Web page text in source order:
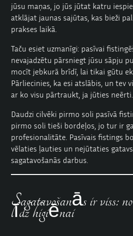
jūsu maņas, jo jūs jūtat katru
atklājat jaunas sajūtas, kas bieži
prakses laikā.
Taču esiet uzmanīgi: pasīvai
nevajadzētu pārsniegt jūsu sāpju
mocīt jebkurā brīdī, lai tikai gūtu
Pārliecinies, ka esi atslābis, un tev
ar ko visu pārtraukt, ja jūties neērti.
Daudzi cilvēki pirmo soli pasīvā
pirmo soli tieši bordeļos, jo tur ir
profesionalitāte. Pasīvais fistings
vēlaties ļauties un nejūtaties
sagatavošanās darbus.
Sagatavošanās ir viss:
līdz higiēnai